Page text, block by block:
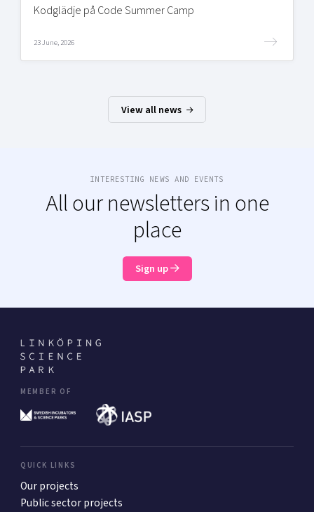
Kodglädje på Code Summer Camp
23 June, 2026
View all news
INTERESTING NEWS AND EVENTS
All our newsletters in one
place
Sign up
MEMBER OF
QUICK LINKS
Our projects
Public sector projects